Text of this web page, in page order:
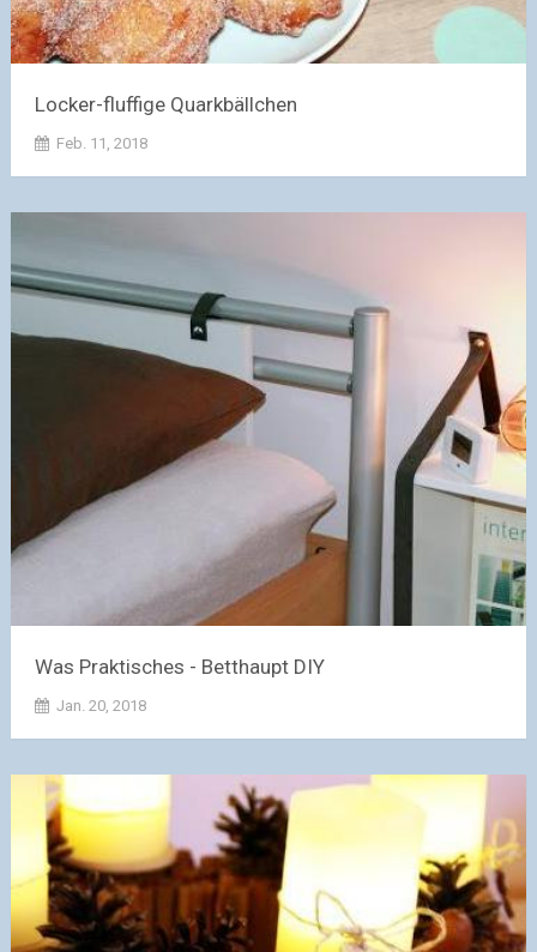
Locker-fluffige Quarkbällchen
Feb. 11, 2018
Was Praktisches - Betthaupt DIY
Jan. 20, 2018